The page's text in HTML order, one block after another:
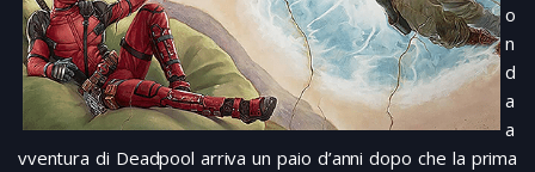
o
n
d
a
a
vventura di Deadpool arriva un paio d’anni dopo che la prima